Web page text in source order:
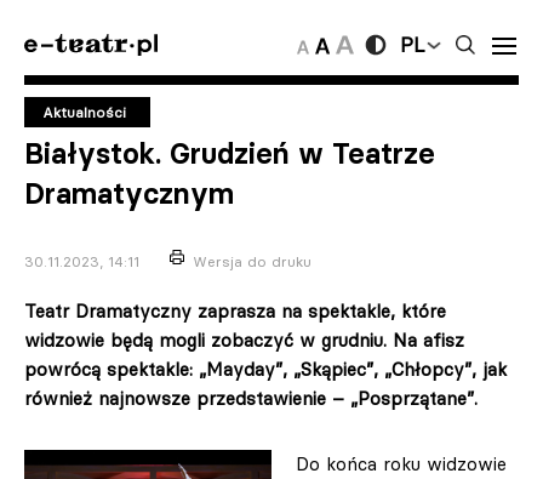
PL
Aktualności
Białystok. Grudzień w Teatrze
Dramatycznym
30.11.2023, 14:11 Wersja do druku
Teatr Dramatyczny zaprasza na spektakle, które
widzowie będą mogli zobaczyć w grudniu. Na afisz
powrócą spektakle: „Mayday”, „Skąpiec”, „Chłopcy”, jak
również najnowsze przedstawienie – „Posprzątane”.
Do końca roku widzowie